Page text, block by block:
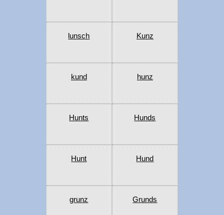
lunsch Kunz
kund hunz
Hunts Hunds
Hunt Hund
grunz Grunds